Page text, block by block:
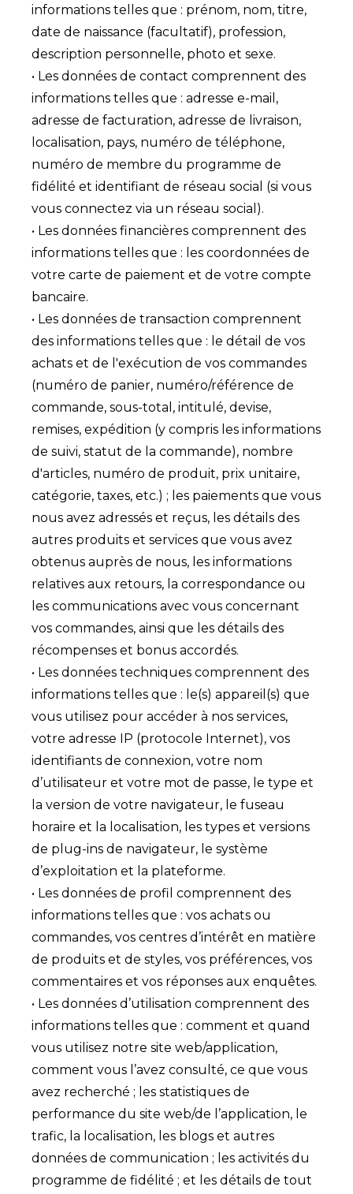
informations telles que : prénom, nom, titre,
date de naissance (facultatif), profession,
description personnelle, photo et sexe.
• Les données de contact comprennent des
informations telles que : adresse e-mail,
adresse de facturation, adresse de livraison,
localisation, pays, numéro de téléphone,
numéro de membre du programme de
fidélité et identifiant de réseau social (si vous
vous connectez via un réseau social).
• Les données financières comprennent des
informations telles que : les coordonnées de
votre carte de paiement et de votre compte
bancaire.
• Les données de transaction comprennent
des informations telles que : le détail de vos
achats et de l'exécution de vos commandes
(numéro de panier, numéro/référence de
commande, sous-total, intitulé, devise,
remises, expédition (y compris les informations
de suivi, statut de la commande), nombre
d'articles, numéro de produit, prix unitaire,
catégorie, taxes, etc.) ; les paiements que vous
nous avez adressés et reçus, les détails des
autres produits et services que vous avez
obtenus auprès de nous, les informations
relatives aux retours, la correspondance ou
les communications avec vous concernant
vos commandes, ainsi que les détails des
récompenses et bonus accordés.
• Les données techniques comprennent des
informations telles que : le(s) appareil(s) que
vous utilisez pour accéder à nos services,
votre adresse IP (protocole Internet), vos
identifiants de connexion, votre nom
d’utilisateur et votre mot de passe, le type et
la version de votre navigateur, le fuseau
horaire et la localisation, les types et versions
de plug-ins de navigateur, le système
d’exploitation et la plateforme.
• Les données de profil comprennent des
informations telles que : vos achats ou
commandes, vos centres d’intérêt en matière
de produits et de styles, vos préférences, vos
commentaires et vos réponses aux enquêtes.
• Les données d’utilisation comprennent des
informations telles que : comment et quand
vous utilisez notre site web/application,
comment vous l’avez consulté, ce que vous
avez recherché ; les statistiques de
performance du site web/de l’application, le
trafic, la localisation, les blogs et autres
données de communication ; les activités du
programme de fidélité ; et les détails de tout